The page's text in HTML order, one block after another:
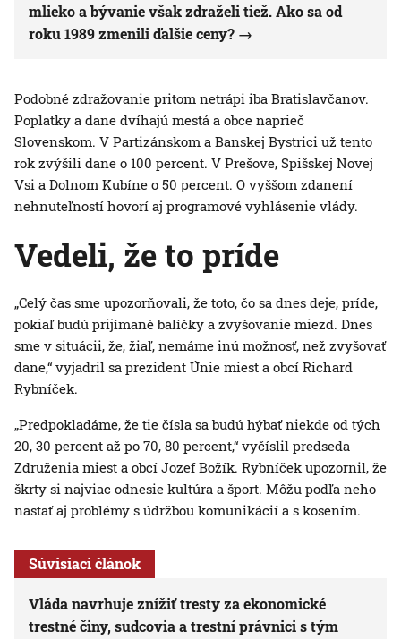
mlieko a bývanie však zdraželi tiež. Ako sa od
roku 1989 zmenili ďalšie ceny?
Podobné zdražovanie pritom netrápi iba Bratislavčanov.
Poplatky a dane dvíhajú mestá a obce naprieč
Slovenskom. V Partizánskom a Banskej Bystrici už tento
rok zvýšili dane o 100 percent. V Prešove, Spišskej Novej
Vsi a Dolnom Kubíne o 50 percent. O vyššom zdanení
nehnuteľností hovorí aj programové vyhlásenie vlády.
Vedeli, že to príde
„Celý čas sme upozorňovali, že toto, čo sa dnes deje, príde,
pokiaľ budú prijímané balíčky a zvyšovanie miezd. Dnes
sme v situácii, že, žiaľ, nemáme inú možnosť, než zvyšovať
dane,“ vyjadril sa prezident Únie miest a obcí Richard
Rybníček.
„Predpokladáme, že tie čísla sa budú hýbať niekde od tých
20, 30 percent až po 70, 80 percent,“ vyčíslil predseda
Združenia miest a obcí Jozef Božík. Rybníček upozornil, že
škrty si najviac odnesie kultúra a šport. Môžu podľa neho
nastať aj problémy s údržbou komunikácií a s kosením.
Súvisiaci článok
Vláda navrhuje znížiť tresty za ekonomické
trestné činy, sudcovia a trestní právnici s tým